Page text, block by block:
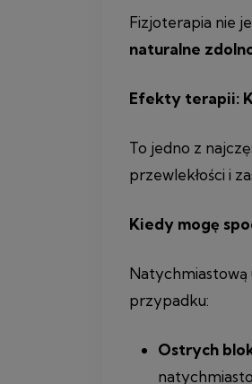
Fizjoterapia nie
naturalne
Efekty terapii:
To jedno z
przewlekłości i
Kiedy mogę
Natychmiastową
przypadku:
Ostrych